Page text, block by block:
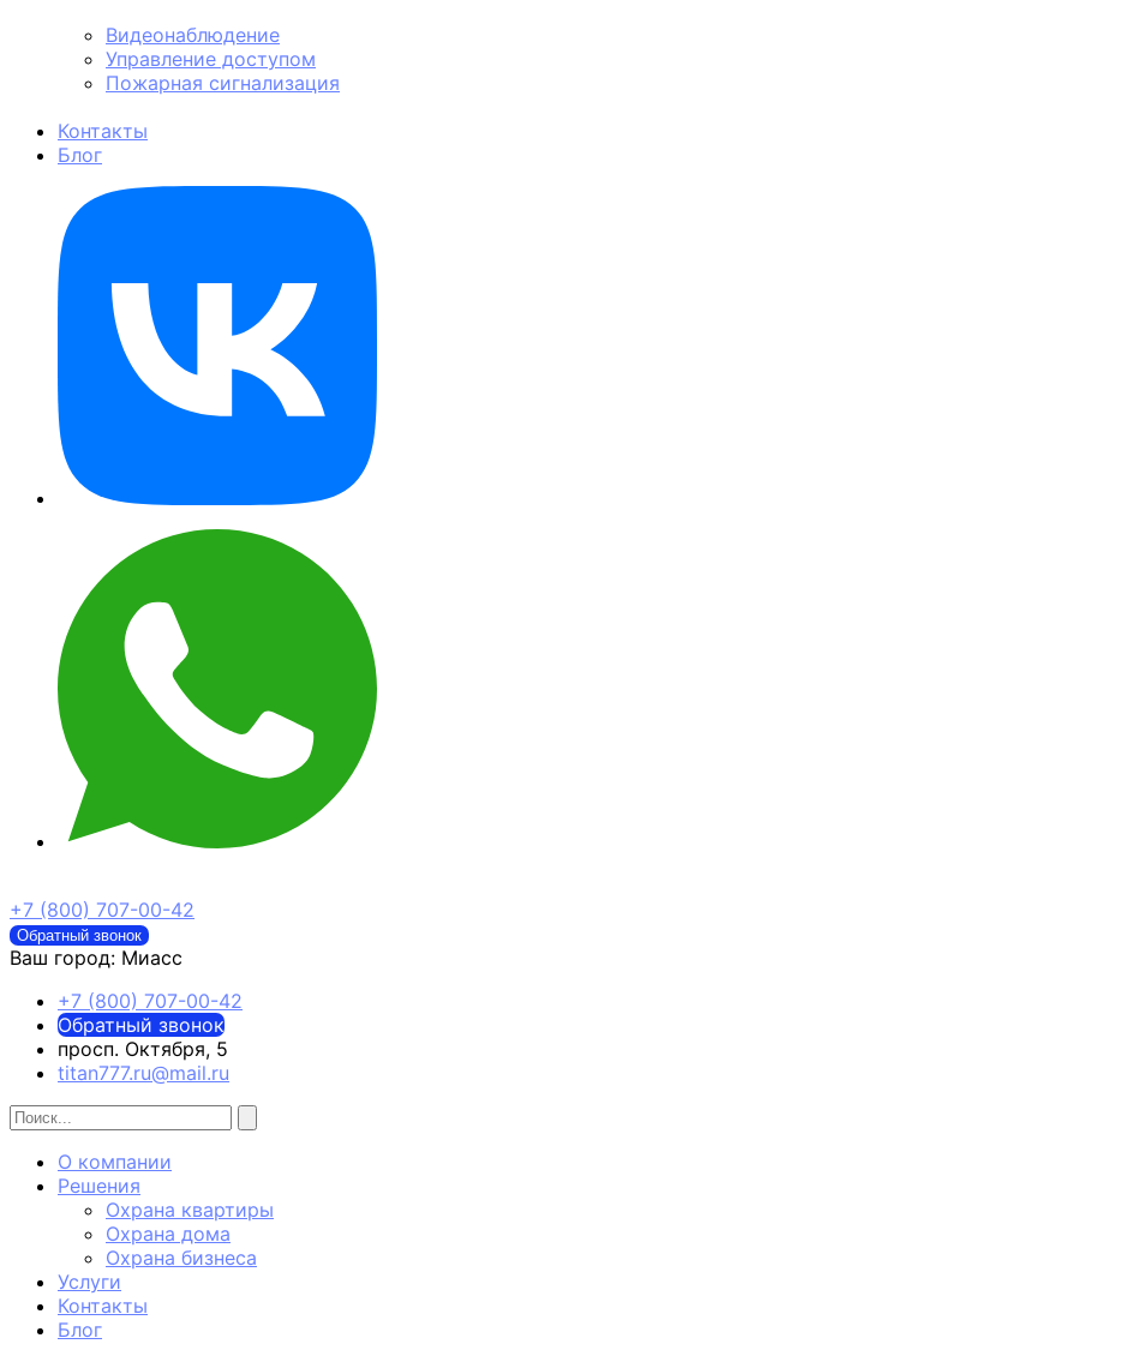
Видеонаблюдение
Управление доступом
Пожарная сигнализация
Контакты
Блог
+7 (800) 707-00-42
Обратный звонок
Ваш город: Миасс
+7 (800) 707-00-42
Обратный звонок
просп. Октября, 5
titan777.ru@mail.ru
О компании
Решения
Охрана квартиры
Охрана дома
Охрана бизнеса
Услуги
Контакты
Блог